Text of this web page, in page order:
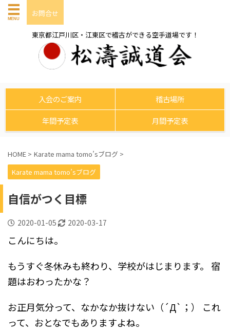
お問合せ
東京都江戸川区・江東区で稽古ができる空手道場です！
入会のご案内
稽古場所
年間予定表
月間予定表
HOME > Karate mama tomo’sブログ >
Karate mama tomo’sブログ
自信がつく目標
2020-01-05 2020-03-17
こんにちは。
もうすぐ冬休みも終わり、学校がはじまります。
宿
題はおわったかな？
お正月気分って、なかなか抜けない（´Д`；）
これ
って、おとなでもありますよね。